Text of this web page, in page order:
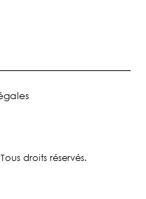
droits réservés.